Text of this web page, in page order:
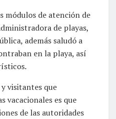
módulos de atención de
de playas,
además saludó a
en la playa, así
visitantes que
vacacionales es que
de las autoridades